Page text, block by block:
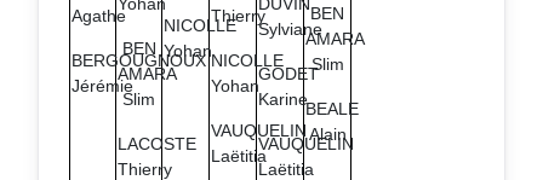
Agathe
BERGOUGNOUX
Jérémie
BEN
AMARA
Slim
LACOSTE
Thierry
NICOLLE
Yohan
Thierry
NICOLLE
Yohan
VAUQUELIN
Laëtitia
Sylviane
GODET
Karine
VAUQUELIN
Laëtitia
BEN
AMARA
Slim
BEALE
Alain